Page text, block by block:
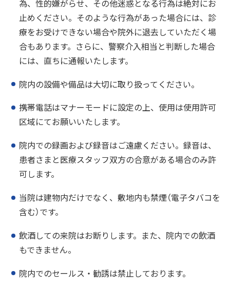
為、性的嫌がらせ、その他迷惑となる行為は絶対にお
止めください。そのような行為があった場合には、診
療をお受けできない場合や院外に退去していただく場
合もあります。さらに、警察介入相当と判断した場合
には、直ちに通報いたします。
院内の設備や備品は大切に取り扱ってください。
携帯電話はマナーモードに設定の上、使用は使用許可
区域にてお願いいたします。
院内での録画および録音はご遠慮ください。録音は、
患者さまと医療スタッフ双方の合意がある場合のみ許
可します。
当院は建物内だけでなく、敷地内も禁煙（電子タバコを
含む）です。
飲酒しての来院はお断りします。また、院内での飲酒
もできません。
院内でのセールス・勧誘は禁止しております。